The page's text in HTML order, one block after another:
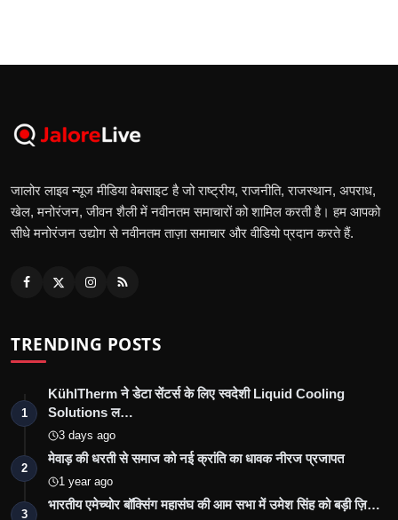
जालोर लाइव न्यूज मीडिया वेबसाइट है जो राष्ट्रीय, राजनीति, राजस्थान, अपराध,
खेल, मनोरंजन, जीवन शैली में नवीनतम समाचारों को शामिल करती है। हम आपको
सीधे मनोरंजन उद्योग से नवीनतम ताज़ा समाचार और वीडियो प्रदान करते हैं.
TRENDING POSTS
1
KühlTherm ने डेटा सेंटर्स के लिए स्वदेशी Liquid Cooling
Solutions ल…
3 days ago
2
मेवाड़ की धरती से समाज को नई क्रांति का धावक नीरज प्रजापत
1 year ago
3
भारतीय एमेच्योर बॉक्सिंग महासंघ की आम सभा में उमेश सिंह को बड़ी ज़ि…